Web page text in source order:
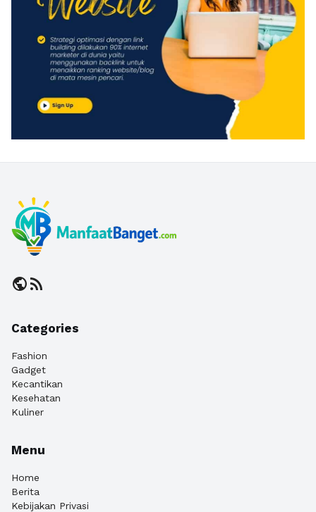
publicrss_feed
Categories
Fashion
Gadget
Kecantikan
Kesehatan
Kuliner
Menu
Home
Berita
Kebijakan Privasi